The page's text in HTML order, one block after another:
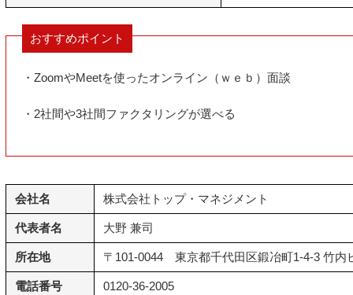
おすすめポイント
・ZoomやMeetを使ったオンライン（ｗｅｂ）面談
・2社間や3社間ファクタリングが選べる
会社名 株式会社トップ・マネジメント
代表者名 大野 兼司
所在地 〒101-0044 東京都千代田区鍛冶町1-4-3 竹内
電話番号 0120-36-2005